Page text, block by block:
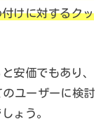
けに対するクッ
安価でもあり、
ユーザーに検討
ょう。